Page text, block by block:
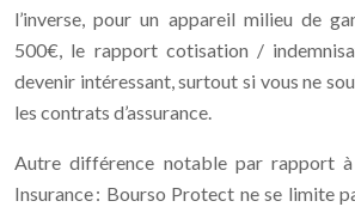
l’inverse, pour un appareil milieu de
500€, le rapport cotisation /
devenir intéressant, surtout si vous ne
les contrats d’assurance.
Autre différence notable par rapport
Insurance : Bourso Protect ne se limite